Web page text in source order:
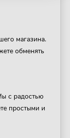
магазина.
обменять
с радостью
простыми и